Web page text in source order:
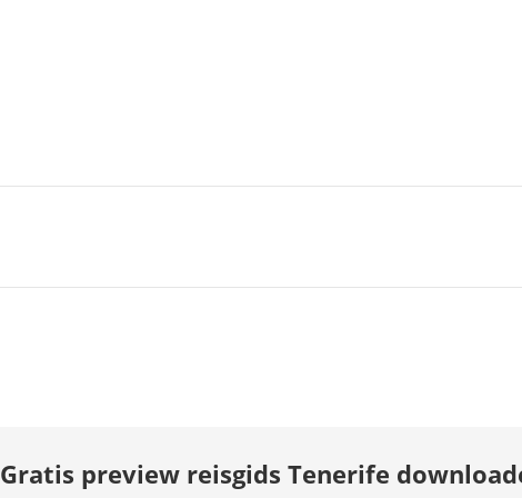
Gratis preview reisgids Tenerife